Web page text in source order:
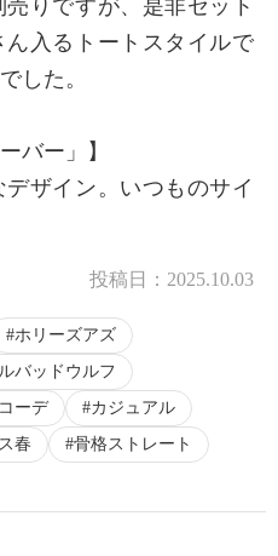
りですが、是非セット
入るトートスタイルで
した。
バー」】
ザイン。いつものサイ
投稿日： 2025.10.03
ホリーズアズ
バッドウルフ
ーデ
カジュアル
春 骨格ストレート